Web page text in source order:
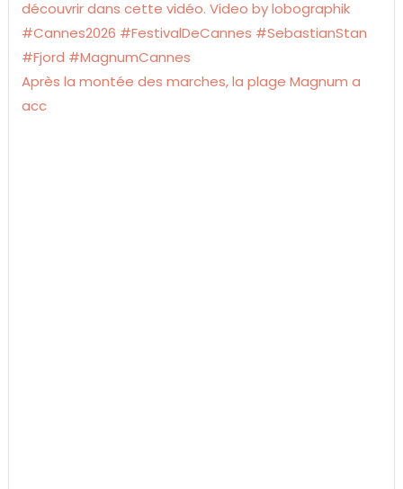
Après la montée des marches, la plage Magnum a
acc